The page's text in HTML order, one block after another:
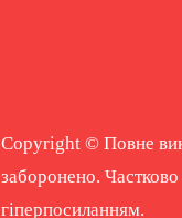
Copyright © Повне
заборонено.
гіперпосиланням.